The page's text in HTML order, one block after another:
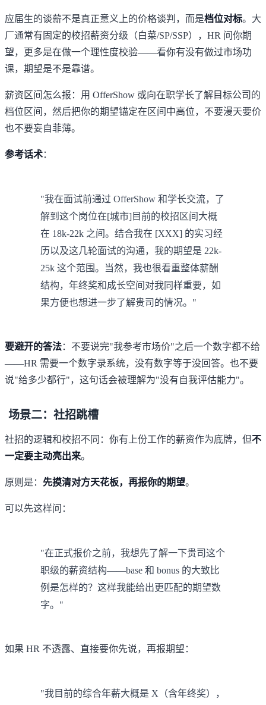
应届生的谈薪不是真正意义上的价格谈判，而是档位对标。大
厂通常有固定的校招薪资分级（白菜/SP/SSP），HR 问你期
望，更多是在做一个理性度校验——看你有没有做过市场功
课，期望是不是靠谱。
薪资区间怎么报：用 OfferShow 或向在职学长了解目标公司的
档位区间，然后把你的期望锚定在区间中高位，不要漫天要价
也不要妄自菲薄。
参考话术：
"我在面试前通过 OfferShow 和学长交流，了
解到这个岗位在[城市]目前的校招区间大概
在 18k-22k 之间。结合我在 [XXX] 的实习经
历以及这几轮面试的沟通，我的期望是 22k-
25k 这个范围。当然，我也很看重整体薪酬
结构，年终奖和成长空间对我同样重要，如
果方便也想进一步了解贵司的情况。"
要避开的答法：不要说完"我参考市场价"之后一个数字都不给
——HR 需要一个数字录系统，没有数字等于没回答。也不要
说"给多少都行"，这句话会被理解为"没有自我评估能力"。
场景二：社招跳槽
社招的逻辑和校招不同：你有上份工作的薪资作为底牌，但不
一定要主动亮出来。
原则是： 先摸清对方天花板，再报你的期望。
可以先这样问：
"在正式报价之前，我想先了解一下贵司这个
职级的薪资结构——base 和 bonus 的大致比
例是怎样的？这样我能给出更匹配的期望数
字。"
如果 HR 不透露、直接要你先说，再报期望：
"我目前的综合年薪大概是 X（含年终奖），